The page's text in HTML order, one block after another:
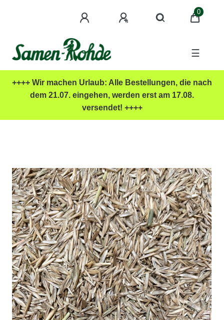
0
☰
++++ Wir machen Urlaub: Alle Bestellungen, die nach
dem 21.07. eingehen, werden erst am 17.08.
versendet! ++++